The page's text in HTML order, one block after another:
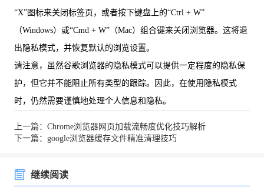
“X”图标来关闭标签页，或者按下键盘上的“Ctrl + W”
（Windows）或“Cmd + W”（Mac）组合键来关闭浏览器。这将退
出隐私模式，并恢复默认的浏览设置。
请注意，虽然谷歌浏览器的隐私模式可以提供一定程度的隐私保
护，但它并不能阻止所有类型的跟踪。因此，在使用隐私模式
时，仍然需要谨慎地处理个人信息和隐私。
上一篇：Chrome浏览器网页加载流畅度优化技巧解析
下一篇：google浏览器缓存文件精准清理技巧
继续阅读